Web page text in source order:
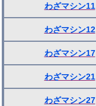
わざマシン11
わざマシン12
わざマシン17
わざマシン21
わざマシン27